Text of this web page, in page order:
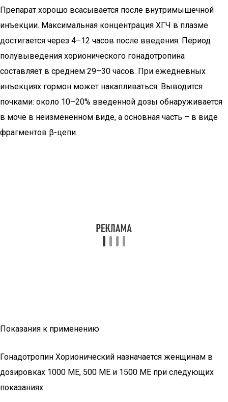
Препарат хорошо всасывается после внутримышечной
инъекции. Максимальная концентрация ХГЧ в плазме
достигается через 4–12 часов после введения. Период
полувыведения хорионического гонадотропина
составляет в среднем 29–30 часов. При ежедневных
инъекциях гормон может накапливаться. Выводится
почками: около 10–20% введенной дозы обнаруживается
в моче в неизмененном виде, а основная часть – в виде
фрагментов β-цепи.
Показания к применению
Гонадотропин Хорионический назначается женщинам в
дозировках 1000 МЕ, 500 МЕ и 1500 МЕ при следующих
показаниях: